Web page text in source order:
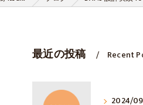
最近の投稿 Recent
2024/